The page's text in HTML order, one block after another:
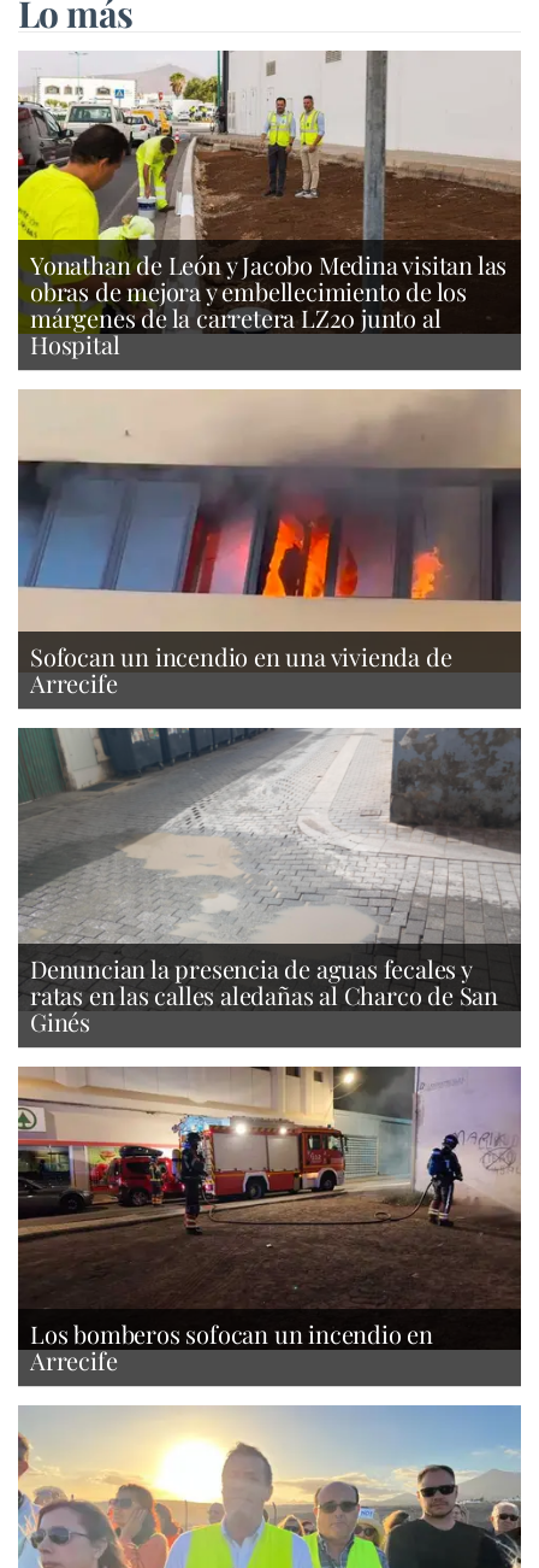
Lo más
Yonathan de León y Jacobo Medina visitan las
obras de mejora y embellecimiento de los
márgenes de la carretera LZ20 junto al
Hospital
Sofocan un incendio en una vivienda de
Arrecife
Denuncian la presencia de aguas fecales y
ratas en las calles aledañas al Charco de San
Ginés
Los bomberos sofocan un incendio en
Arrecife